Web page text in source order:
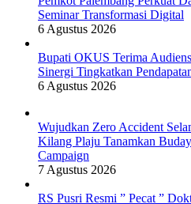
Seminar Transformasi Digital
6 Agustus 2026
Bupati OKUS Terima
Sinergi Tingkatkan
6 Agustus 2026
Wujudkan Zero Accident
Kilang Plaju Tanamkan
Campaign
7 Agustus 2026
RS Pusri Resmi ” Pecat ”